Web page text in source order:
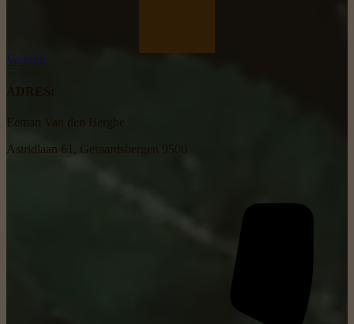
Verhuur
Astridlaan 61, Geraardsbergen 9500